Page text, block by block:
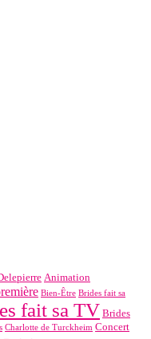
Animation
Bien-Être Brides fait sa
fait sa TV Brides
Charlotte de Turckheim Concert